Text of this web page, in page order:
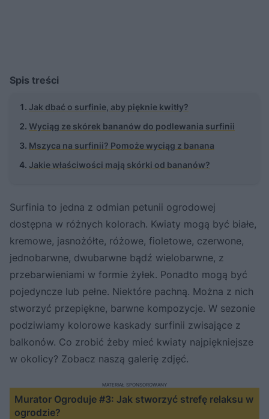
Spis treści
Jak dbać o surfinie, aby pięknie kwitły?
Wyciąg ze skórek bananów do podlewania surfinii
Mszyca na surfinii? Pomoże wyciąg z banana
Jakie właściwości mają skórki od bananów?
Surfinia to jedna z odmian petunii ogrodowej
dostępna w różnych kolorach. Kwiaty mogą być białe,
kremowe, jasnożółte, różowe, fioletowe, czerwone,
jednobarwne, dwubarwne bądź wielobarwne, z
przebarwieniami w formie żyłek. Ponadto mogą być
pojedyncze lub pełne. Niektóre pachną. Można z nich
stworzyć przepiękne, barwne kompozycje. W sezonie
podziwiamy kolorowe kaskady surfinii zwisające z
balkonów. Co zrobić żeby mieć kwiaty najpiękniejsze
w okolicy? Zobacz naszą galerię zdjęć.
Murator Ogroduje #3: Jak stworzyć strefę relaksu w
ogrodzie?
MATERIAŁ SPONSOROWANY